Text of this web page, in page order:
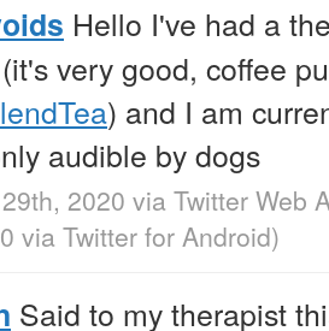
Hello I've had a
very good, coffee
) and I am
audible by dogs
2020 via Twitter Web
via Twitter for Android)
Said to my therapist